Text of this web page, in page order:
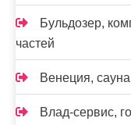
Бульдозер,
частей
Венеция, сауна
Влад-сервис,